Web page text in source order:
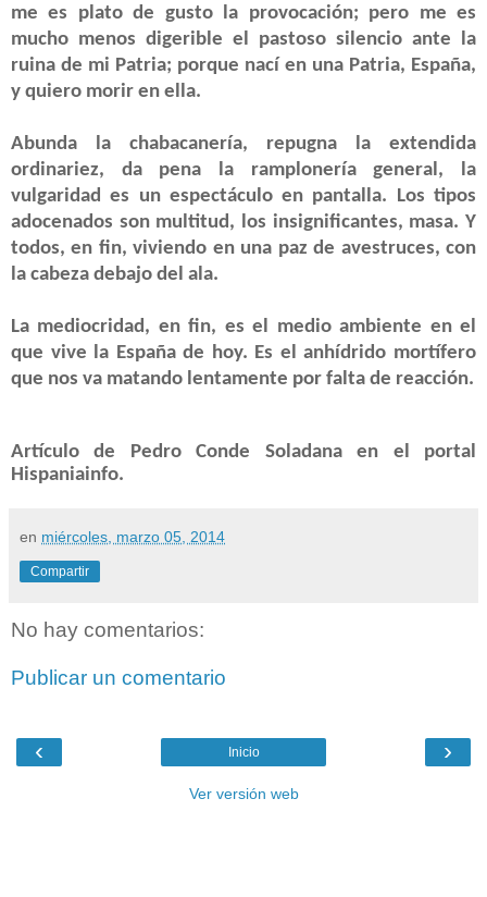
me es plato de gusto la provocación; pero me es
mucho menos digerible el pastoso silencio ante la
ruina de mi Patria; porque nací en una Patria, España,
y quiero morir en ella.
Abunda la chabacanería, repugna la extendida
ordinariez, da pena la ramplonería general, la
vulgaridad es un espectáculo en pantalla. Los tipos
adocenados son multitud, los insignificantes, masa. Y
todos, en fin, viviendo en una paz de avestruces, con
la cabeza debajo del ala.
La mediocridad, en fin, es el medio ambiente en el
que vive la España de hoy. Es el anhídrido mortífero
que nos va matando lentamente por falta de reacción.
Artículo de Pedro Conde Soladana en el portal
Hispaniainfo.
en miércoles, marzo 05, 2014
Compartir
No hay comentarios:
Publicar un comentario
‹ ›
Inicio
Ver versión web